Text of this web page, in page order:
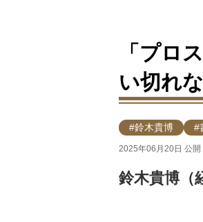
「プロ
い切れ
#鈴木貴博 #
2025年06月20日 公開
鈴木貴博（